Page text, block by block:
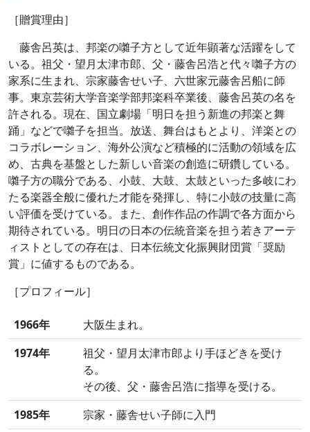
［贈賞理由］
藤舎呂英は、邦楽の囃子方として近年顕著な活躍をして
いる。祖父・望月太津市郎、父・藤舎呂浩と代々囃子方の
家系に生まれ、宗家藤舎せい子、六世家元藤舎呂船に師
事。東京芸術大学音楽学部邦楽科卒業後、藤舎呂英の名を
許される。現在、国立劇場「明日を担う新進の邦楽と舞
踊」などで囃子を担当。放送、舞台はもとより、洋楽との
コラボレーション、海外公演など積極的に活動の領域を広
め、古典を基盤とした新しい音楽の創造に研鑽している。
囃子方の職分である、小鼓、大鼓、太鼓といった多岐にわ
たる楽器全般に優れた才能を発揮し、特に小鼓の技量に高
い評価を受けている。また、創作作品の作調で各方面から
期待されている。明日の日本の伝統音楽を担う若きアーテ
ィストとしての存在は、日本伝統文化振興財団賞「奨励
賞」に値するものである。
［プロフィール］
1966年
大阪生まれ。
1974年
祖父・望月太津市郎より手ほどきを受け
る。
その後、父・藤舎呂浩に指導を受ける。
1985年
宗家・藤舎せい子師に入門